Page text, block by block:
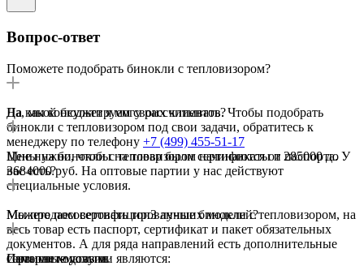
Вопрос-ответ
Поможете подобрать бинокли с тепловизором?
Да, мы консультируем своих клиентов. Чтобы подобрать
бинокли с тепловизором под свои задачи, обратитесь к
менеджеру по телефону +7 (499) 455-51-17
На какой бюджет я могу рассчитывать?
Цены на бинокли с тепловизором начинаются от 285000 до
3684000 руб. На оптовые партии у нас действуют
специальные условия.
Мне нужно, чтобы на товар были сертификаты и паспорта. У
вас есть?
Мы продаем сертифицированные бинокли с тепловизором, на
весь товар есть паспорт, сертификат и пакет обязательных
документов. А для ряда направлений есть дополнительные
сервисные услуги.
Можете посоветовать топ3 лучших моделей?
Самыми ходовыми являются:
Интернет-магазин